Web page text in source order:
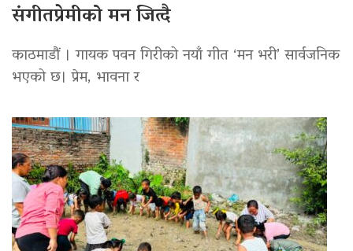
संगीतप्रेमीको मन जित्दै
काठमाडौं । गायक पवन गिरीको नयाँ गीत ‘मन भरी’ सार्वजनिक
भएको छ। प्रेम, भावना र